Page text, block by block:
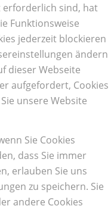
sind, hat
Funktionsweise
jederzeit blockieren
ändern
dieser Webseite
aufgefordert, Cookies
unsere Website
Sie Cookies
dass Sie immer
erlauben Sie uns
zu speichern. Sie
andere Cookies